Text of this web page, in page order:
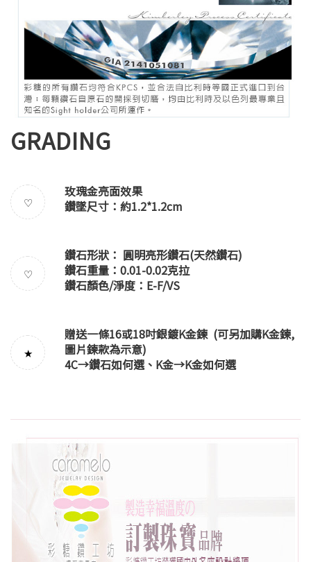
GRADING
♡
玫瑰金亮面效果
鑽墜尺寸：約1.2*1.2cm
♡
鑽石形狀： 圓明亮形鑽石(天然鑽石)
鑽石重量：0.01-0.02克拉
鑽石顏色/淨度：E-F/VS
★
贈送一條16或18吋銀鍍K金鍊 (可另加購K金鍊,
圖片鍊款為示意)
4C→鑽石如何選、K金→K金如何選